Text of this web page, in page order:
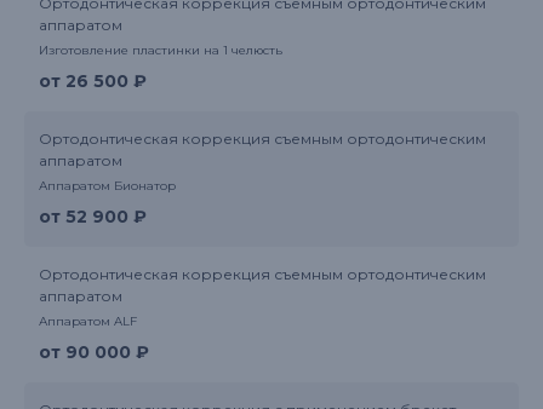
аппаратом
Изготовление пластинки на 1 челюсть
от 26 500 ₽
Ортодонтическая коррекция съемным ортодонтическим
аппаратом
Аппаратом Бионатор
от 52 900 ₽
Ортодонтическая коррекция съемным ортодонтическим
аппаратом
Аппаратом ALF
от 90 000 ₽